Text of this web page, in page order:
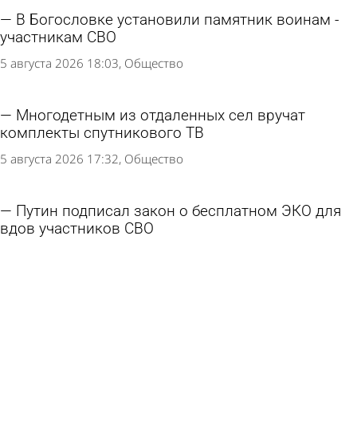
В Богословке установили памятник воинам -
участникам СВО
5 августа 2026 18:03 Общество
Многодетным из отдаленных сел вручат
комплекты спутникового ТВ
5 августа 2026 17:32 Общество
Путин подписал закон о бесплатном ЭКО для
вдов участников СВО